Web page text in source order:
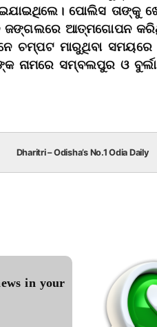
ପୋଲିସ ତାଙ୍କୁ
ଜଙ୍ଗଲରେ ଆତ୍ମଗୋପନ
ଚମ୍ପଟ ମାରୁଥିବା
ସମ୍ବଲପୁର ଓ ବୁର୍ଲା
Dharitri – Odisha’s No.1 Odia Daily
in your